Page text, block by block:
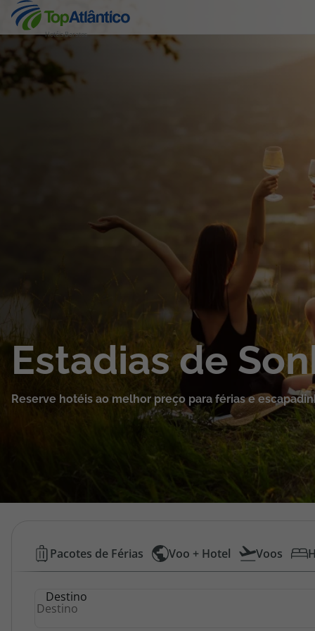
Hotéis Baratos
Destinos
Pacotes de Férias
Cruzeiros
Promoções
Área de Cliente
Estadias de
Reserve hotéis ao melhor preço para férias e
Hotéis
Baratos
Pacotes de Férias Voo + Hotel Voos
Destino